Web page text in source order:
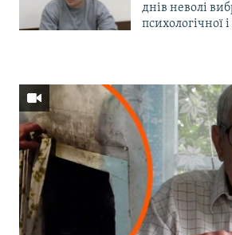
днів неволі
психологічної